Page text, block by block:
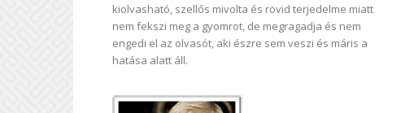
kiolvasható, szellős mivolta és rövid terjedelme miatt
nem fekszi meg a gyomrot, de megragadja és nem
engedi el az olvasót, aki észre sem veszi és máris a
hatása alatt áll.